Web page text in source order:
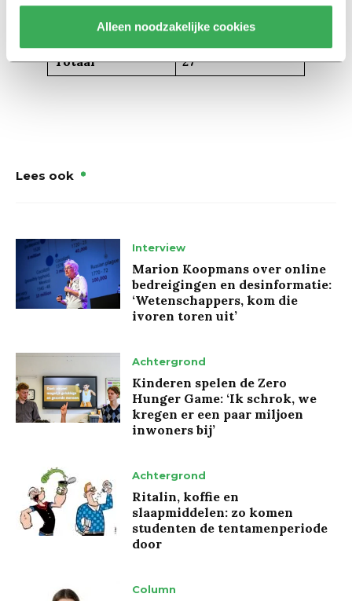
Alleen noodzakelijke cookies
Kinderoncologie
Totaal 27
Lees ook
Interview
Marion Koopmans over online
bedreigingen en desinformatie:
‘Wetenschappers, kom die
ivoren toren uit’
Achtergrond
Kinderen spelen de Zero
Hunger Game: ‘Ik schrok, we
kregen er een paar miljoen
inwoners bij’
Achtergrond
Ritalin, koffie en
slaapmiddelen: zo komen
studenten de tentamenperiode
door
Column